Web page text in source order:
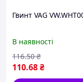
Гвинт VAG
В наявності
110.68₴
116.50 ₴